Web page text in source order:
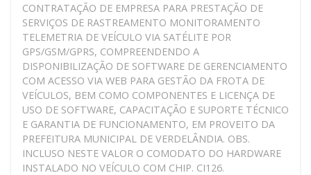
CONTRATAÇÃO DE EMPRESA PARA PRESTAÇÃO DE
SERVIÇOS DE RASTREAMENTO MONITORAMENTO
TELEMETRIA DE VEÍCULO VIA SATÉLITE POR
GPS/GSM/GPRS, COMPREENDENDO A
DISPONIBILIZAÇÃO DE SOFTWARE DE GERENCIAMENTO
COM ACESSO VIA WEB PARA GESTÃO DA FROTA DE
VEÍCULOS, BEM COMO COMPONENTES E LICENÇA DE
USO DE SOFTWARE, CAPACITAÇÃO E SUPORTE TÉCNICO
E GARANTIA DE FUNCIONAMENTO, EM PROVEITO DA
PREFEITURA MUNICIPAL DE VERDELÂNDIA. OBS.
INCLUSO NESTE VALOR O COMODATO DO HARDWARE
INSTALADO NO VEÍCULO COM CHIP. CI126.